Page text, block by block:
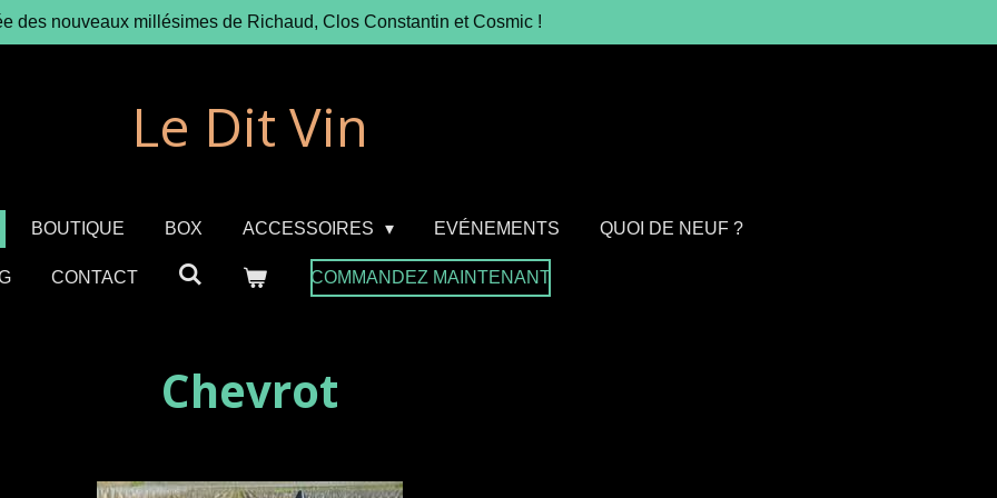
des nouveaux millésimes de Richaud, Clos Constantin et Cosmic !
Le Dit Vin
BOUTIQUE BOX ACCESSOIRES EVÉNEMENTS QUOI DE NEUF ?
CONTACT COMMANDEZ MAINTENANT
Chevrot